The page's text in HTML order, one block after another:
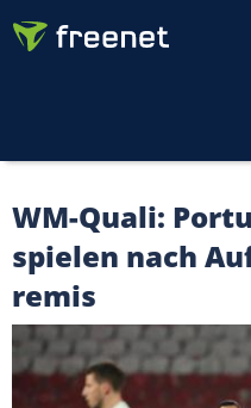
WM-Quali:
spielen nach
remis